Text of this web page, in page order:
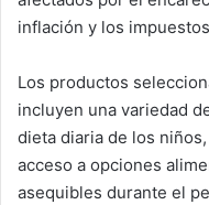
inflación y los
Los productos
incluyen una variedad
dieta diaria de los
acceso a opciones
asequibles durante el